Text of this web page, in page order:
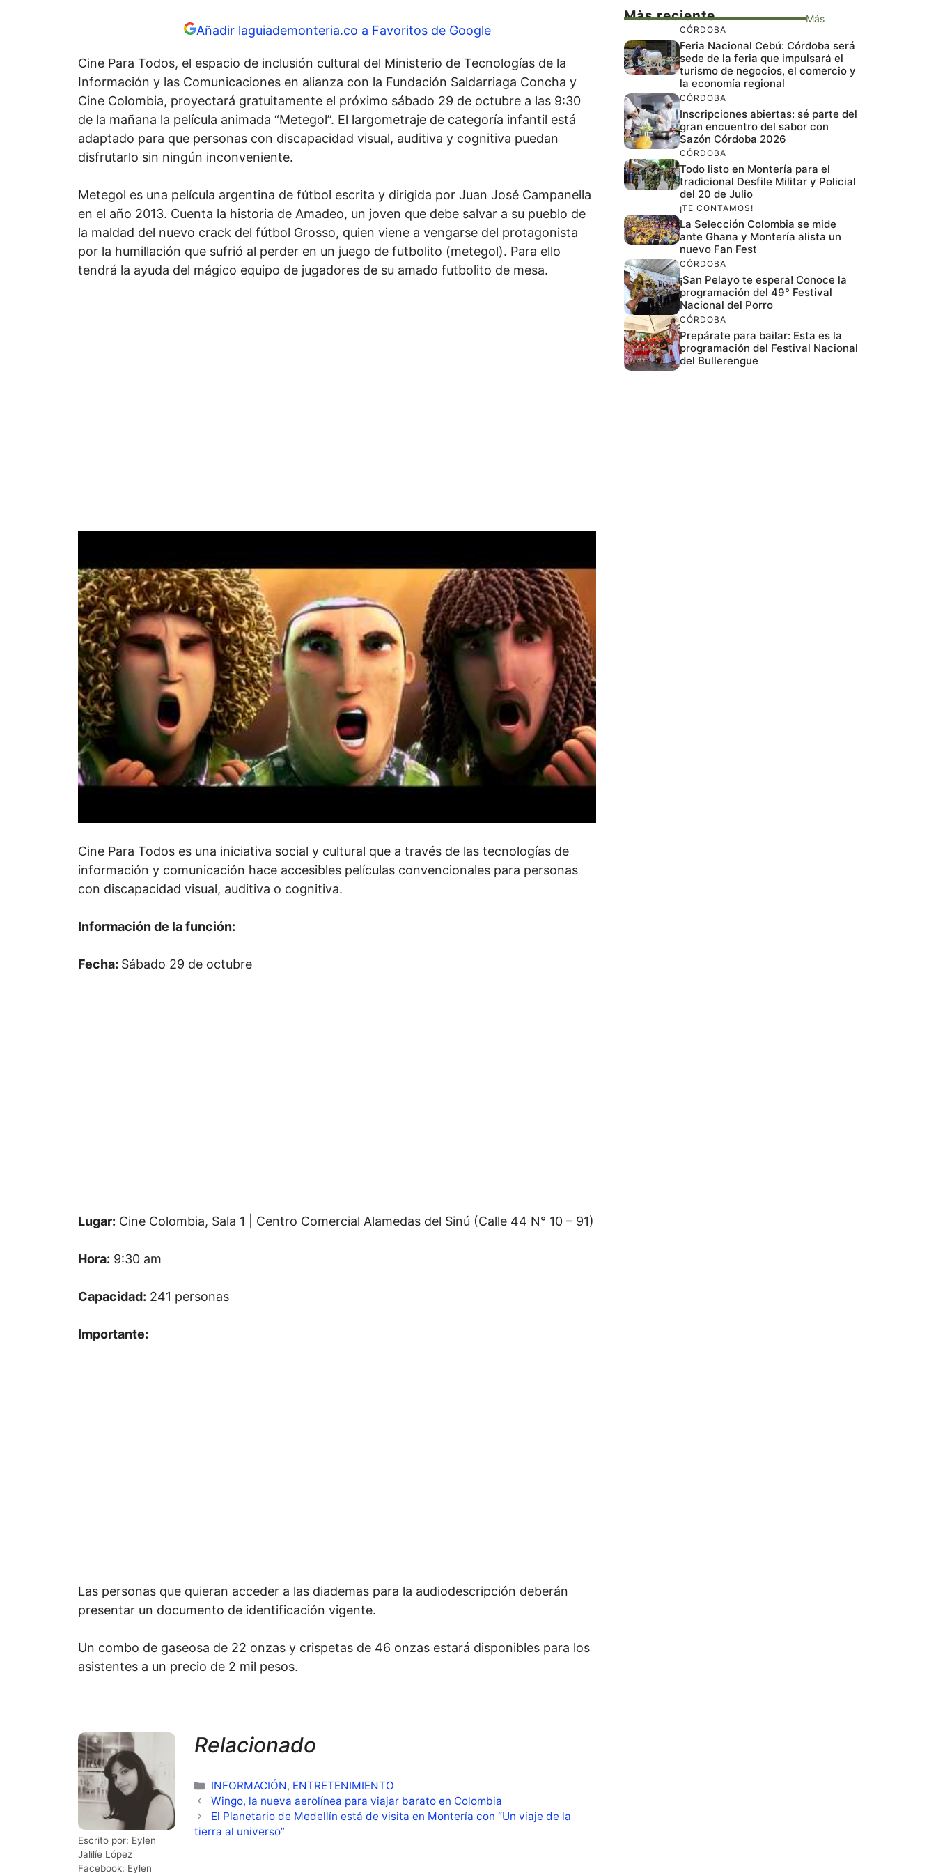
Añadir laguiademonteria.co a Favoritos de Google
Cine Para Todos, el espacio de inclusión cultural del Ministerio de Tecnologías de la
Información y las Comunicaciones en alianza con la Fundación Saldarriaga Concha y
Cine Colombia, proyectará gratuitamente el próximo sábado 29 de octubre a las 9:30
de la mañana la película animada “Metegol”. El largometraje de categoría infantil está
adaptado para que personas con discapacidad visual, auditiva y cognitiva puedan
disfrutarlo sin ningún inconveniente.
Metegol es una película argentina de fútbol escrita y dirigida por Juan José Campanella
en el año 2013. Cuenta la historia de Amadeo, un joven que debe salvar a su pueblo de
la maldad del nuevo crack del fútbol Grosso, quien viene a vengarse del protagonista
por la humillación que sufrió al perder en un juego de futbolito (metegol). Para ello
tendrá la ayuda del mágico equipo de jugadores de su amado futbolito de mesa.
Cine Para Todos es una iniciativa social y cultural que a través de las tecnologías de
información y comunicación hace accesibles películas convencionales para personas
con discapacidad visual, auditiva o cognitiva.
Información de la función:
Fecha: Sábado 29 de octubre
Lugar: Cine Colombia, Sala 1 | Centro Comercial Alamedas del Sinú (Calle 44 N° 10 – 91)
Hora: 9:30 am
Capacidad: 241 personas
Importante:
Las personas que quieran acceder a las diademas para la audiodescripción deberán
presentar un documento de identificación vigente.
Un combo de gaseosa de 22 onzas y crispetas de 46 onzas estará disponibles para los
asistentes a un precio de 2 mil pesos.
Escrito por: Eylen
Jalilíe López
Facebook: Eylen
Relacionado
Categorías
INFORMACIÓN, ENTRETENIMIENTO
Wingo, la nueva aerolínea para viajar barato en Colombia
El Planetario de Medellín está de visita en Montería con “Un viaje de la
tierra al universo”
Màs reciente Más
CÓRDOBA
Feria Nacional Cebú: Córdoba será
sede de la feria que impulsará el
turismo de negocios, el comercio y
la economía regional
CÓRDOBA
Inscripciones abiertas: sé parte del
gran encuentro del sabor con
Sazón Córdoba 2026
CÓRDOBA
Todo listo en Montería para el
tradicional Desfile Militar y Policial
del 20 de Julio
¡TE CONTAMOS!
La Selección Colombia se mide
ante Ghana y Montería alista un
nuevo Fan Fest
CÓRDOBA
¡San Pelayo te espera! Conoce la
programación del 49° Festival
Nacional del Porro
CÓRDOBA
Prepárate para bailar: Esta es la
programación del Festival Nacional
del Bullerengue